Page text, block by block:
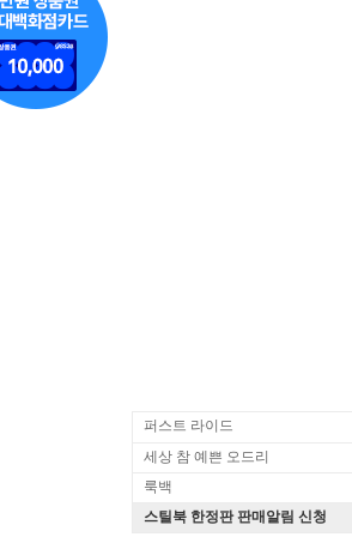
퍼스트 라이드
세상 참 예쁜 오드리
룩백
스틸북 한정판 판매알림 신청